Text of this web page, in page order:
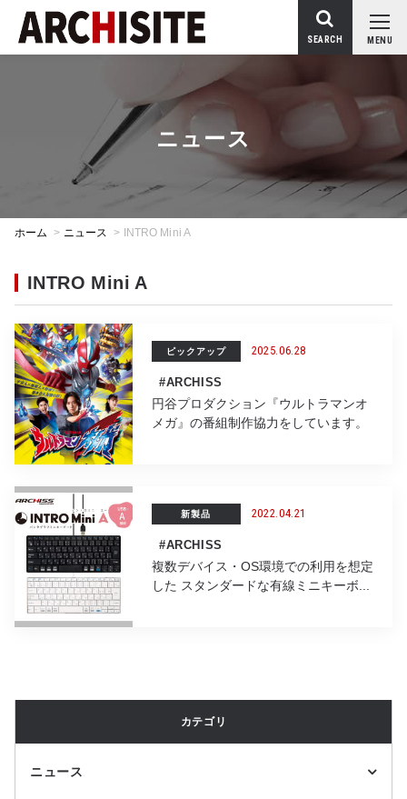
MENU
SEARCH
ニュース
ホーム > ニュース > INTRO Mini A
INTRO Mini A
ピックアップ 2025.06.28
#ARCHISS
円谷プロダクション『ウルトラマンオ
メガ』の番組制作協力をしています。
新製品 2022.04.21
#ARCHISS
複数デバイス・OS環境での利用を想定
した スタンダードな有線ミニキーボ...
カテゴリ
ニュース